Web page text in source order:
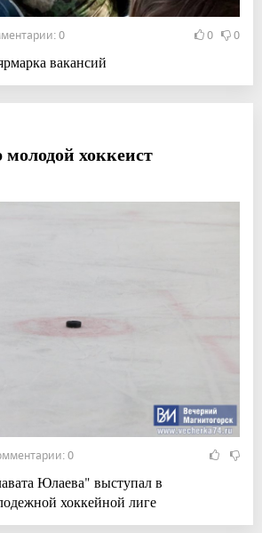
0 0 0
вакансий
хоккеист
0
Юлаева" выступал в
хоккейной лиге